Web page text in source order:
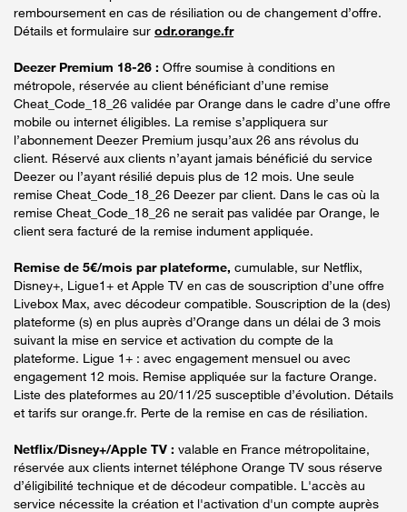
remboursement en cas de résiliation ou de changement d’offre.
Détails et formulaire sur odr.orange.fr
Deezer Premium 18-26 : Offre soumise à conditions en
métropole, réservée au client bénéficiant d’une remise
Cheat_Code_18_26 validée par Orange dans le cadre d’une offre
mobile ou internet éligibles. La remise s’appliquera sur
l’abonnement Deezer Premium jusqu’aux 26 ans révolus du
client. Réservé aux clients n’ayant jamais bénéficié du service
Deezer ou l’ayant résilié depuis plus de 12 mois. Une seule
remise Cheat_Code_18_26 Deezer par client. Dans le cas où la
remise Cheat_Code_18_26 ne serait pas validée par Orange, le
client sera facturé de la remise indument appliquée.
Remise de 5€/mois par plateforme, cumulable, sur Netflix,
Disney+, Ligue1+ et Apple TV en cas de souscription d’une offre
Livebox Max, avec décodeur compatible. Souscription de la (des)
plateforme (s) en plus auprès d’Orange dans un délai de 3 mois
suivant la mise en service et activation du compte de la
plateforme. Ligue 1+ : avec engagement mensuel ou avec
engagement 12 mois. Remise appliquée sur la facture Orange.
Liste des plateformes au 20/11/25 susceptible d’évolution. Détails
et tarifs sur orange.fr. Perte de la remise en cas de résiliation.
Netflix/Disney+/Apple TV : valable en France métropolitaine,
réservée aux clients internet téléphone Orange TV sous réserve
d’éligibilité technique et de décodeur compatible. L'accès au
service nécessite la création et l'activation d'un compte auprès